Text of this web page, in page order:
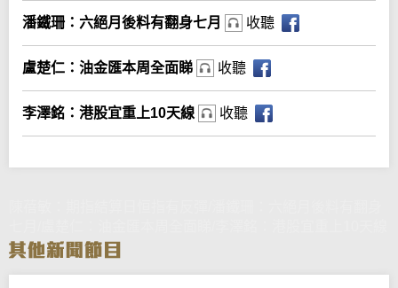
潘鐵珊：六絕月後料有翻身七月 收聽
盧楚仁：油金匯本周全面睇 收聽
李澤銘：港股宜重上10天線 收聽